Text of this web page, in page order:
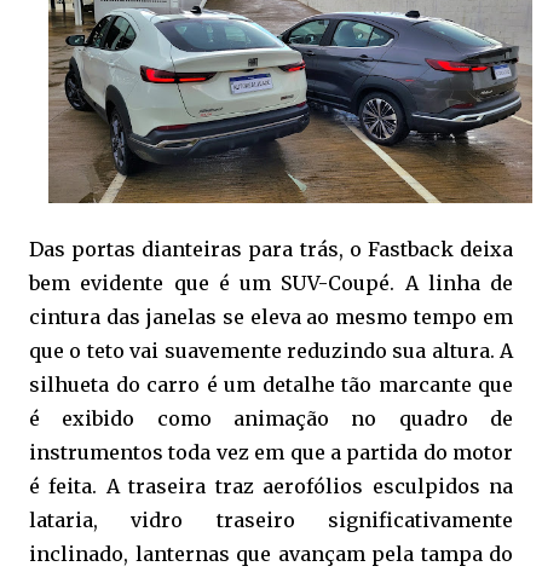
Das portas dianteiras para trás, o Fastback deixa
bem evidente que é um SUV-Coupé. A linha de
cintura das janelas se eleva ao mesmo tempo em
que o teto vai suavemente reduzindo sua altura. A
silhueta do carro é um detalhe tão marcante que
é exibido como animação no quadro de
instrumentos toda vez em que a partida do motor
é feita. A traseira traz aerofólios esculpidos na
lataria, vidro traseiro significativamente
inclinado, lanternas que avançam pela tampa do